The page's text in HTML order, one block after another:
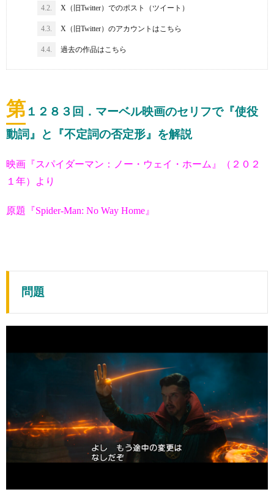
4.2. X（旧Twitter）でのポスト（ツイート）
4.3. X（旧Twitter）のアカウントはこちら
4.4. 過去の作品はこちら
第 １２８３ 回．マーベル映画のセリフで『使役
動詞』と『不定詞の否定形』を解説
映画『スパイダーマン：ノー・ウェイ・ホーム』（２０２
１年）より
原題『Spider-Man: No Way Home』
問題